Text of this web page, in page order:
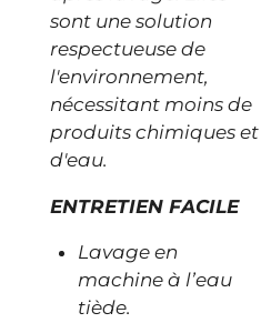
sont une solution
respectueuse de
l'environnement,
nécessitant moins de
produits chimiques et
d'eau.
ENTRETIEN FACILE
Lavage en
machine à l’eau
tiède.